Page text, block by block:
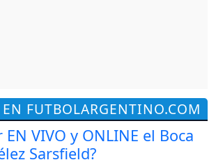
FUTBOLARGENTINO.COM